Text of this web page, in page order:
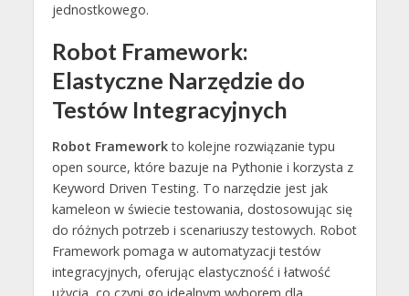
jednostkowego.
Robot Framework:
Elastyczne Narzędzie do
Testów Integracyjnych
Robot Frameworkto kolejne rozwiązanie typu
open source, które bazuje na Pythonie i korzysta z
Keyword Driven Testing. To narzędzie jest jak
kameleon w świecie testowania, dostosowując się
do różnych potrzeb i scenariuszy testowych. Robot
Framework pomaga w automatyzacji testów
integracyjnych, oferując elastyczność i łatwość
użycia, co czyni go idealnym wyborem dla